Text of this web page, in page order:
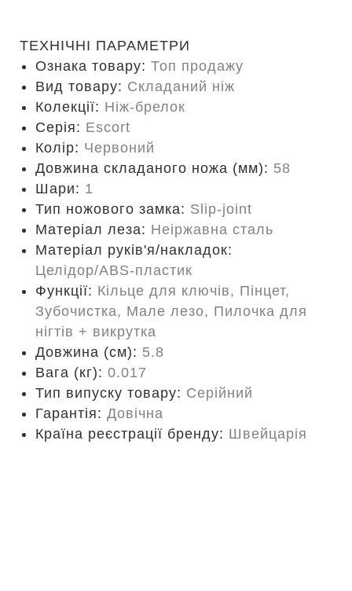
ТЕХНІЧНІ ПАРАМЕТРИ
Ознака товару: Топ продажу
Вид товару: Складаний ніж
Колекції: Ніж-брелок
Серія: Escort
Колір: Червоний
Довжина складаного ножа (мм): 58
Шари: 1
Тип ножового замка: Slip-joint
Матеріал леза: Неіржавна сталь
Матеріал руків'я/накладок:
Целідор/ABS-пластик
Функції: Кільце для ключів, Пінцет,
Зубочистка, Мале лезо, Пилочка для
нігтів + викрутка
Довжина (cм): 5.8
Вага (кг): 0.017
Тип випуску товару: Серійний
Гарантія: Довічна
Країна реєстрації бренду: Швейцарія